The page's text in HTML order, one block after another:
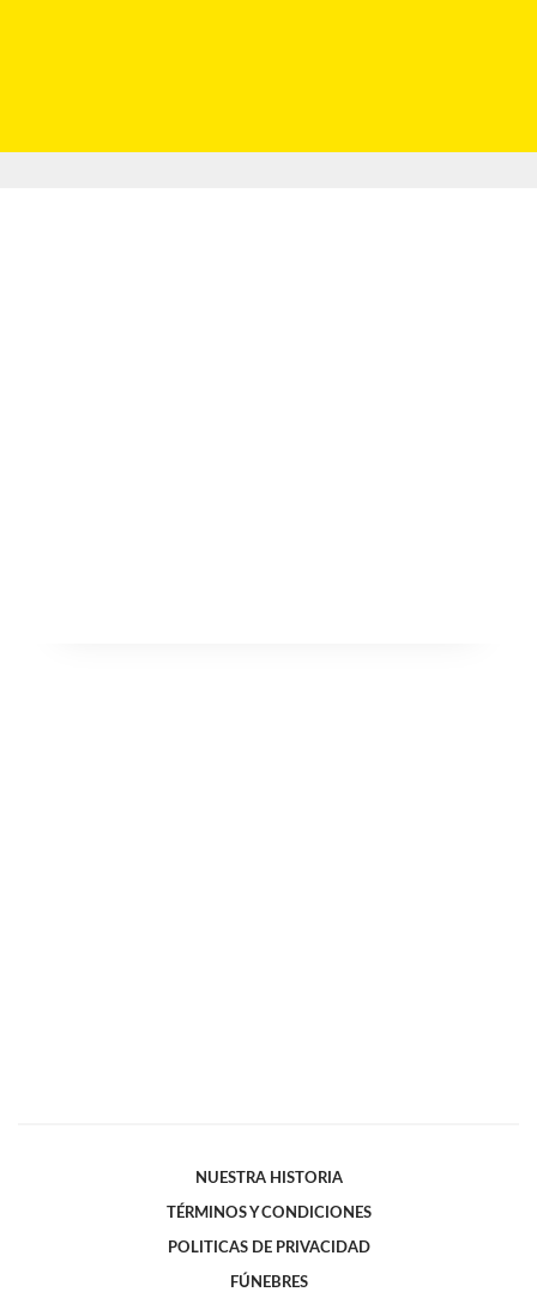
NUESTRA HISTORIA
TÉRMINOS Y CONDICIONES
POLITICAS DE PRIVACIDAD
FÚNEBRES